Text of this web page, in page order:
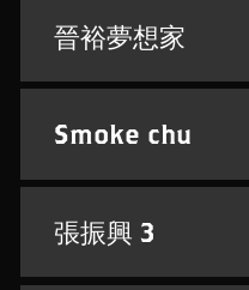
晉裕夢想家
Smoke chu
張振興 3